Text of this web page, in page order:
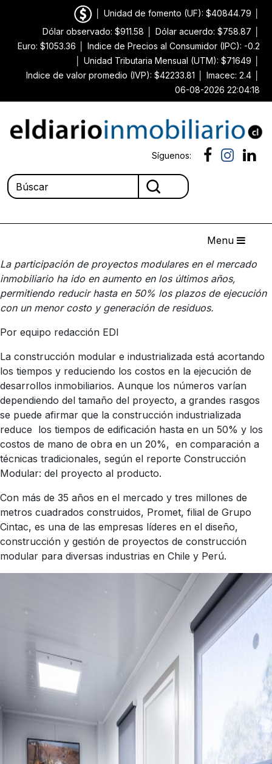
Unidad de fomento (UF): $40844.79
Dólar observado: $911.58
Dólar acuerdo: $758.87
Euro: $1053.36
Indice de Precios al Consumidor (IPC): -0.2
Unidad Tributaria Mensual (UTM): $71649
Indice de valor promedio (IVP): $42233.81
Imacec: 2.4
06-08-2026 22:04:18
Síguenos:
Menu
La participación de proyectos modulares en el mercado
inmobiliario ha ido en aumento en los últimos años,
permitiendo reducir hasta en 50% los plazos de ejecución
con un menor costo y generación de residuos.
Por equipo redacción EDI
La construcción modular e industrializada está acortando
los tiempos y reduciendo los costos en la ejecución de
desarrollos inmobiliarios. Aunque los números varían
dependiendo del tamaño del proyecto, a grandes rasgos
se puede afirmar que la construcción industrializada
reduce los tiempos de edificación hasta en un 50% y los
costos de mano de obra en un 20%, en comparación a
técnicas tradicionales, según el reporte Construcción
Modular: del proyecto al producto.
Con más de 35 años en el mercado y tres millones de
metros cuadrados construidos, Promet, filial de Grupo
Cintac, es una de las empresas líderes en el diseño,
construcción y gestión de proyectos de construcción
modular para diversas industrias en Chile y Perú.